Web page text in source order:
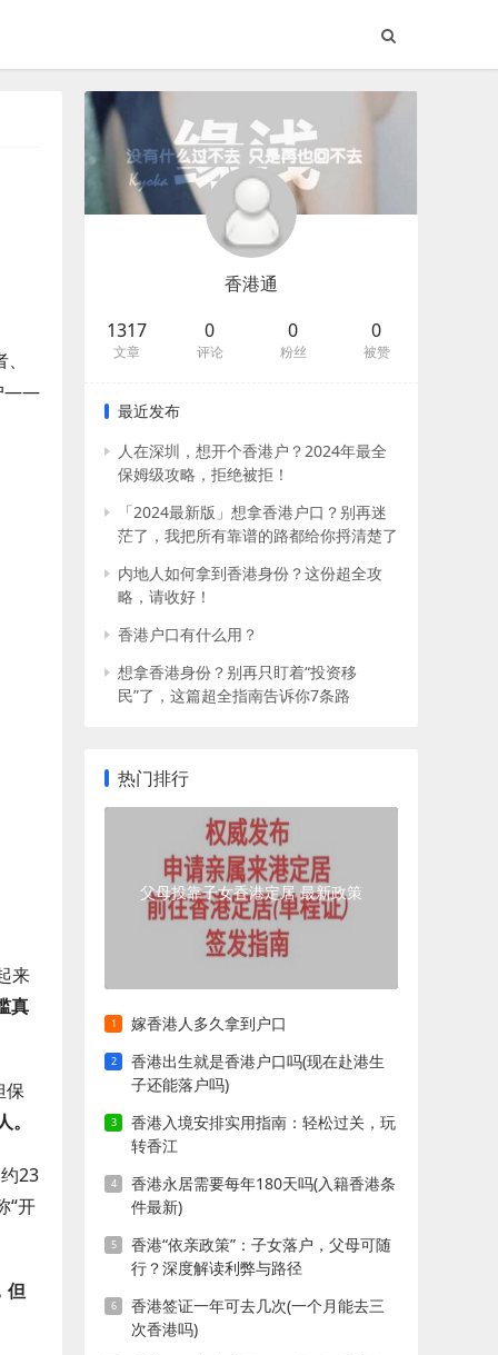
——
来
真
保
23
“开
但
香港通
1317
文章
0
评论
0
粉丝
0
被赞
最近发布
人在深圳，想开个香港户？2024年最全
保姆级攻略，拒绝被拒！
「2024最新版」想拿香港户口？别再迷
茫了，我把所有靠谱的路都给你捋清楚了
内地人如何拿到香港身份？这份超全攻
略，请收好！
香港户口有什么用？
想拿香港身份？别再只盯着“投资移
民”了，这篇超全指南告诉你7条路
热门排行
父母投靠子女香港定居 最新政策
嫁香港人多久拿到户口
香港出生就是香港户口吗(现在赴港生
子还能落户吗)
香港入境安排实用指南：轻松过关，玩
转香江
香港永居需要每年180天吗(入籍香港条
件最新)
香港“依亲政策”：子女落户，父母可随
行？深度解读利弊与路径
香港签证一年可去几次(一个月能去三
次香港吗)